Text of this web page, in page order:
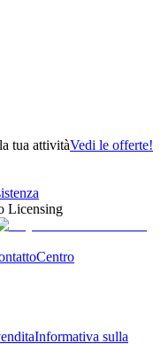
tua attivitàVedi le offerte!
Licensing
Centro
Informativa sulla